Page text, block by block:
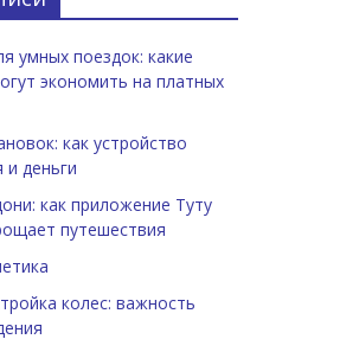
умных поездок: какие
экономить на платных
как устройство
деньги
как приложение Туту
путешествия
колес: важность